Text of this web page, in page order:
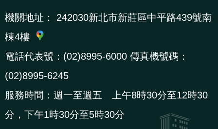
關
結
網
站
覽
民
意
箱
文
字
服
統
計
訊
E
n
l
回
首
R
S
機關地址：
242030新北市新莊區中平路439號南
棟4樓
電話代表號：(02)8995-6000 傳真機號碼：
(02)8995-6245
服務時間：週一至週五 上午8時30分至12時30
分，下午1時30分至5時30分